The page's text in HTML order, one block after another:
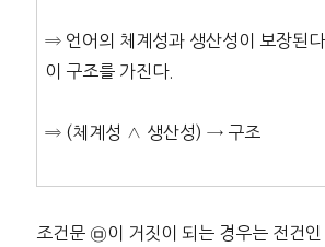
⇒ 언어의 체계성과 생산성이 보장된
이 구조를 가진다.
⇒ (체계성 ∧ 생산성) → 구조
조건문 ㉤이 거짓이 되는 경우는 전건인